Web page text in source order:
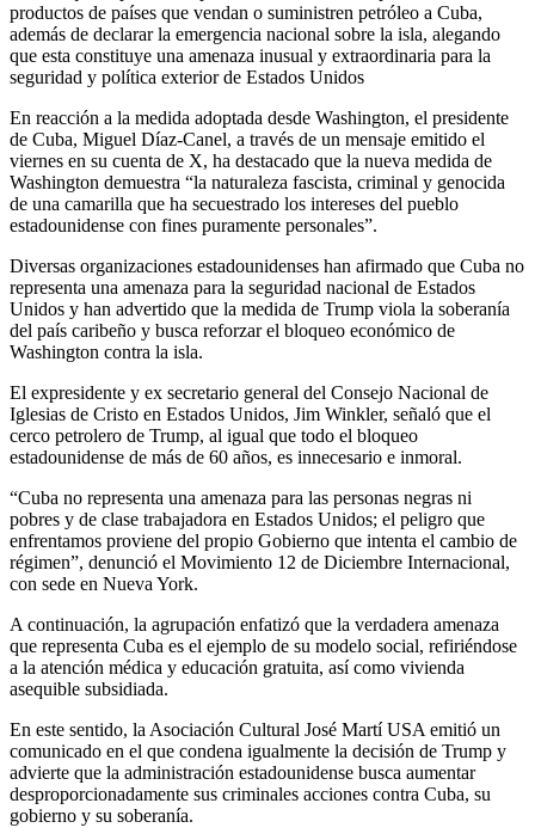
productos de países que vendan o suministren petróleo a Cuba,
además de declarar la emergencia nacional sobre la isla, alegando
que esta constituye una amenaza inusual y extraordinaria para la
seguridad y política exterior de Estados Unidos
En reacción a la medida adoptada desde Washington, el presidente
de Cuba, Miguel Díaz-Canel, a través de un mensaje emitido el
viernes en su cuenta de X, ha destacado que la nueva medida de
Washington demuestra “la naturaleza fascista, criminal y genocida
de una camarilla que ha secuestrado los intereses del pueblo
estadounidense con fines puramente personales”.
Diversas organizaciones estadounidenses han afirmado que Cuba no
representa una amenaza para la seguridad nacional de Estados
Unidos y han advertido que la medida de Trump viola la soberanía
del país caribeño y busca reforzar el bloqueo económico de
Washington contra la isla.
El expresidente y ex secretario general del Consejo Nacional de
Iglesias de Cristo en Estados Unidos, Jim Winkler, señaló que el
cerco petrolero de Trump, al igual que todo el bloqueo
estadounidense de más de 60 años, es innecesario e inmoral.
“Cuba no representa una amenaza para las personas negras ni
pobres y de clase trabajadora en Estados Unidos; el peligro que
enfrentamos proviene del propio Gobierno que intenta el cambio de
régimen”, denunció el Movimiento 12 de Diciembre Internacional,
con sede en Nueva York.
A continuación, la agrupación enfatizó que la verdadera amenaza
que representa Cuba es el ejemplo de su modelo social, refiriéndose
a la atención médica y educación gratuita, así como vivienda
asequible subsidiada.
En este sentido, la Asociación Cultural José Martí USA emitió un
comunicado en el que condena igualmente la decisión de Trump y
advierte que la administración estadounidense busca aumentar
desproporcionadamente sus criminales acciones contra Cuba, su
gobierno y su soberanía.